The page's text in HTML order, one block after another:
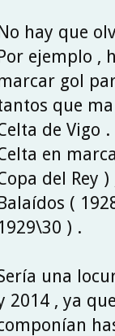
hay que
ejemplo ,
gol
que
de Vigo
en
del Rey
(
) .
una
2014 , ya